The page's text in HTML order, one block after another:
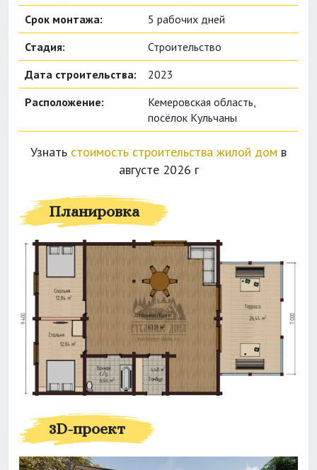
Срок монтажа:
5 рабочих дней
Стадия:
Строительство
Дата строительства:
2023
Расположение:
Кемеровская область,
посёлок Кульчаны
Узнать стоимость строительства жилой дом в
августе 2026 г
Планировка
3D-проект